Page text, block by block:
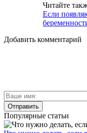
Читайте
Если
Добавить комментарий
Популярные статьи